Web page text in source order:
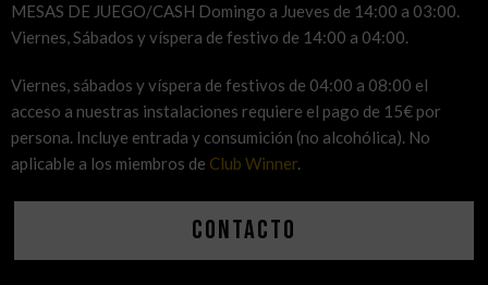
MESAS DE JUEGO/CASH Domingo a Jueves de 14:00 a 03:00.
Viernes, Sábados y víspera de festivo de 14:00 a 04:00.
Viernes, sábados y víspera de festivos de 04:00 a 08:00 el
acceso a nuestras instalaciones requiere el pago de 15€ por
persona. Incluye entrada y consumición (no alcohólica). No
aplicable a los miembros de Club Winner.
Contacto